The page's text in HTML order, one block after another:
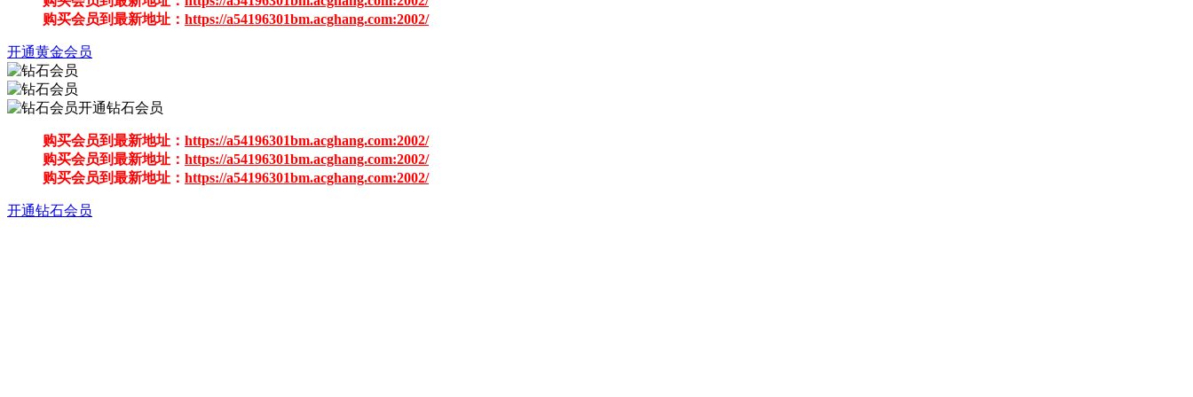
购买会员到最新地址： https://a54196301bm.acghang.com:2002/
开通黄金会员
开通钻石会员
购买会员到最新地址： https://a54196301bm.acghang.com:2002/
购买会员到最新地址： https://a54196301bm.acghang.com:2002/
购买会员到最新地址： https://a54196301bm.acghang.com:2002/
开通钻石会员